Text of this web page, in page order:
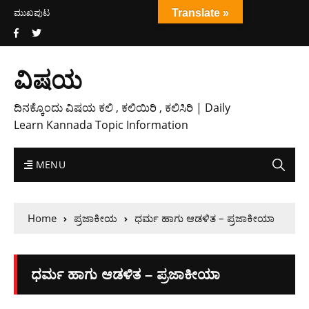
ಮುಖಪುಟ
ವಿಷಯ
ದಿನಕ್ಕೊಂದು ವಿಷಯ ಕಲಿ , ಕಲಿಯಿರಿ , ಕಲಿಸಿರಿ | Daily
Learn Kannada Topic Information
MENU
Home ಪ್ರಜಾಕೀಯ ಧರ್ಮ ಹಾಗು ಆಡಳಿತ – ಪ್ರಜಾಕೀಯಾ
ಧರ್ಮ ಹಾಗು ಆಡಳಿತ – ಪ್ರಜಾಕೀಯಾ
Translate »